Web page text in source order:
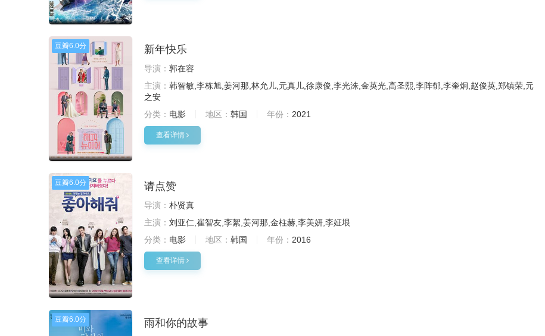
豆瓣6.0分 新年快乐
导演： 郭在容
主演： 韩智敏,李栋旭,姜河那,林允儿,元真儿,徐康俊,李光洙,金英光,高圣熙,李阵郁,李奎炯,赵俊英,郑镇荣,元
之安
分类： 电影 地区： 韩国 年份： 2021
查看详情
豆瓣6.0分 请点赞
导演： 朴贤真
主演： 刘亚仁,崔智友,李絮,姜河那,金柱赫,李美妍,李姃垠
分类： 电影 地区： 韩国 年份： 2016
查看详情
豆瓣6.0分 雨和你的故事